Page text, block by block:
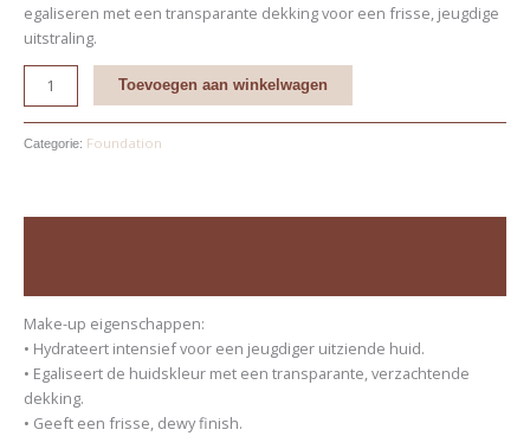
egaliseren met een transparante dekking voor een frisse, jeugdige
uitstraling.
Toevoegen aan winkelwagen
Categorie: Foundation
Make-up eigenschappen:
• Hydrateert intensief voor een jeugdiger uitziende huid.
• Egaliseert de huidskleur met een transparante, verzachtende
dekking.
• Geeft een frisse, dewy finish.